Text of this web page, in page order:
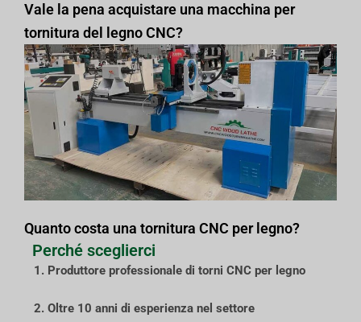
Vale la pena acquistare una macchina per
tornitura del legno CNC?
Quanto costa una tornitura CNC per legno?
Perché sceglierci
1. Produttore professionale di torni CNC per legno
2. Oltre 10 anni di esperienza nel settore